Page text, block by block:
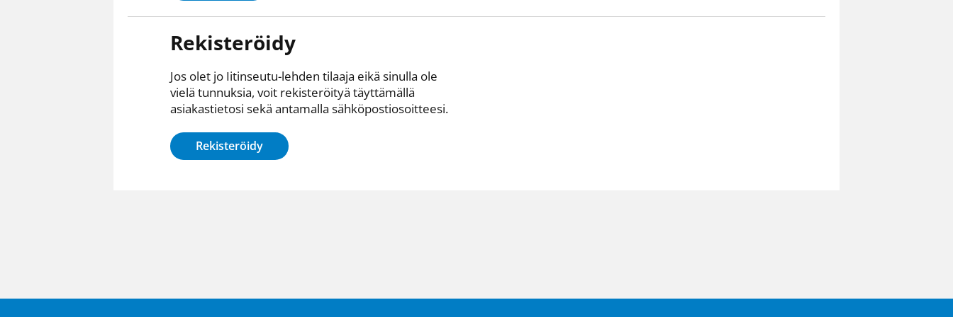
Rekisteröidy
Jos olet jo Iitinseutu-lehden tilaaja eikä sinulla ole
vielä tunnuksia, voit rekisteröityä täyttämällä
asiakastietosi sekä antamalla sähkö­posti­osoitteesi.
Rekisteröidy